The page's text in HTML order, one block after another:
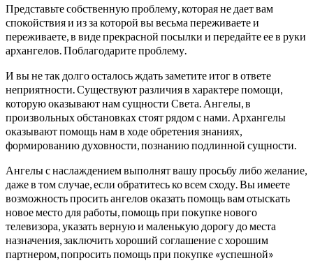
Представьте собственную проблему, которая не дает вам
спокойствия и из за которой вы весьма переживаете и
переживаете, в виде прекрасной посылки и передайте ее в руки
архангелов. Поблагодарите проблему.
И вы не так долго осталось ждать заметите итог в ответе
неприятности. Существуют различия в характере помощи,
которую оказывают нам сущности Света. Ангелы, в
произвольных обстановках стоят рядом с нами. Архангелы
оказывают помощь нам в ходе обретения знаниях,
формированию духовности, познанию подлинной сущности.
Ангелы с наслаждением выполнят вашу просьбу либо желание,
даже в том случае, если обратитесь ко всем сходу. Вы имеете
возможность просить ангелов оказать помощь вам отыскать
новое место для работы, помощь при покупке нового
телевизора, указать верную и маленькую дорогу до места
назначения, заключить хороший соглашение с хорошим
партнером, попросить помощь при покупке «успешной»